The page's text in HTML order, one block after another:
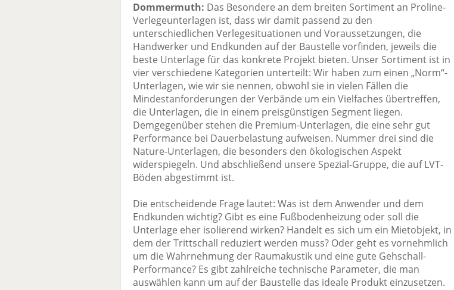
Dommermuth: Das Besondere an dem breiten Sortiment an Proline-
Verlegeunterlagen ist, dass wir damit passend zu den
unterschiedlichen Verlegesituationen und Voraussetzungen, die
Handwerker und Endkunden auf der Baustelle vorfinden, jeweils die
beste Unterlage für das konkrete Projekt bieten. Unser Sortiment ist in
vier verschiedene Kategorien unterteilt: Wir haben zum einen „Norm“-
Unterlagen, wie wir sie nennen, obwohl sie in vielen Fällen die
Mindestanforderungen der Verbände um ein Vielfaches übertreffen,
die Unterlagen, die in einem preisgünstigen Segment liegen.
Demgegenüber stehen die Premium-Unterlagen, die eine sehr gut
Performance bei Dauerbelastung aufweisen. Nummer drei sind die
Nature-Unterlagen, die besonders den ökologischen Aspekt
widerspiegeln. Und abschließend unsere Spezial-Gruppe, die auf LVT-
Böden abgestimmt ist.
Die entscheidende Frage lautet: Was ist dem Anwender und dem
Endkunden wichtig? Gibt es eine Fußbodenheizung oder soll die
Unterlage eher isolierend wirken? Handelt es sich um ein Mietobjekt, in
dem der Trittschall reduziert werden muss? Oder geht es vornehmlich
um die Wahrnehmung der Raumakustik und eine gute Gehschall-
Performance? Es gibt zahlreiche technische Parameter, die man
auswählen kann um auf der Baustelle das ideale Produkt einzusetzen.